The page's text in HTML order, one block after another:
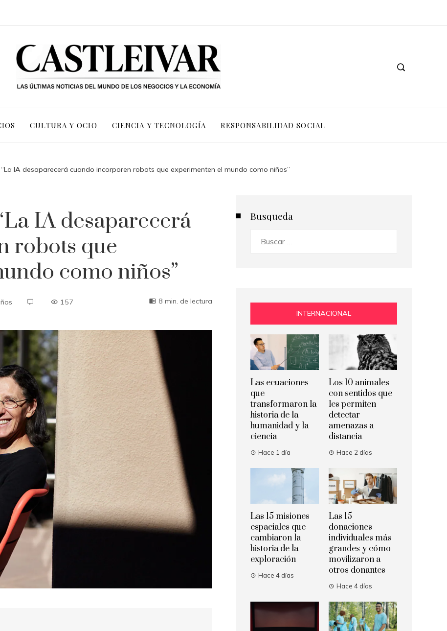
CULTURA Y OCIO CIENCIA Y TECNOLOGÍA RESPONSABILIDAD SOCIAL
“La IA desaparecerá cuando incorporen robots que experimenten el mundo como niños”
IA desaparecerá
robots que
como niños”
157 8 min. de lectura
Busqueda
INTERNACIONAL
Las ecuaciones
que
transformaron la
historia de la
humanidad y la
ciencia
Hace 1 día
Los 10 animales
con sentidos que
les permiten
detectar
amenazas a
distancia
Hace 2 días
Las 15 misiones
espaciales que
cambiaron la
historia de la
exploración
Hace 4 días
Las 15
donaciones
individuales más
grandes y cómo
movilizaron a
otros donantes
Hace 4 días